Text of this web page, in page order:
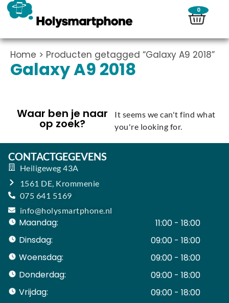
0
Home > Producten getagged “Galaxy A9 2018”
Galaxy A9 2018
Waar ben je naar
op zoek?
It seems we can't find what
you're looking for.
CONTACTGEGEVENS
Heiligeweg 43A
1561 DE, Krommenie
075 641 5169
info@holysmartphone.nl
Maandag:
11:00 - 18:00
Dinsdag:
09:00 - 18:00
Woensdag:
09:00 - 18:00
Donderdag:
09:00 - 18:00
Vrijdag:
09:00 - 18:00